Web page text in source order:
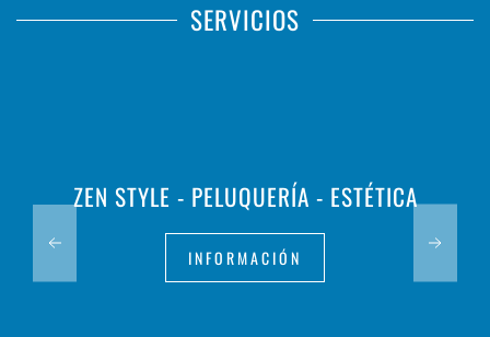
SERVICIOS
ZEN STYLE - PELUQUERÍA - ESTÉTICA
INFORMACIÓN